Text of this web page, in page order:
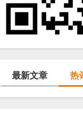
最新文章 热